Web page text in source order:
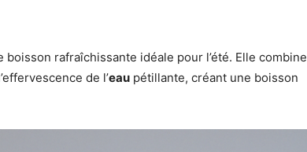
rafraîchissante idéale pour l’été. Elle combine
de l’eau pétillante, créant une boisson